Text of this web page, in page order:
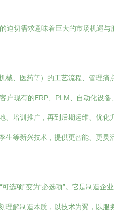
迫切需求意味着巨大的市场机遇
械、医药等）的工艺流程、管理痛
户现有的ERP、PLM、自动化设备
、培训推广，再到后期运维、优
生等新兴技术，提供更智能、更灵
选项”变为“必选项”。它是制造
解制造本质，以技术为翼，以服